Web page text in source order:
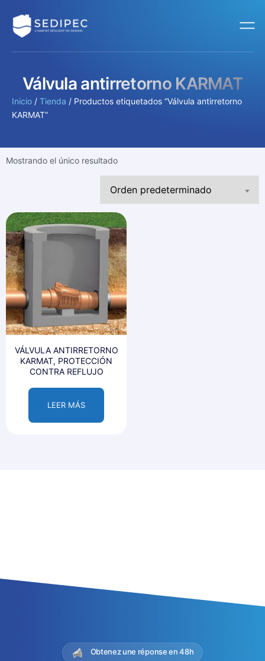
Válvula antirretorno KARMAT
Inicio / Tienda / Productos etiquetados “Válvula antirretorno
KARMAT”
Mostrando el único resultado
VÁLVULA ANTIRRETORNO
KARMAT, PROTECCIÓN
CONTRA REFLUJO
LEER MÁS
Obtenez une réponse en 48h